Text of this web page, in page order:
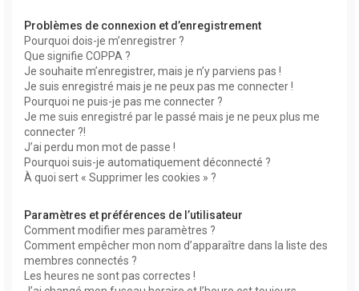
Problèmes de connexion et d’enregistrement
Pourquoi dois-je m’enregistrer ?
Que signifie COPPA ?
Je souhaite m’enregistrer, mais je n’y parviens pas !
Je suis enregistré mais je ne peux pas me connecter !
Pourquoi ne puis-je pas me connecter ?
Je me suis enregistré par le passé mais je ne peux plus me
connecter ?!
J’ai perdu mon mot de passe !
Pourquoi suis-je automatiquement déconnecté ?
À quoi sert « Supprimer les cookies » ?
Paramètres et préférences de l’utilisateur
Comment modifier mes paramètres ?
Comment empêcher mon nom d’apparaître dans la liste des
membres connectés ?
Les heures ne sont pas correctes !